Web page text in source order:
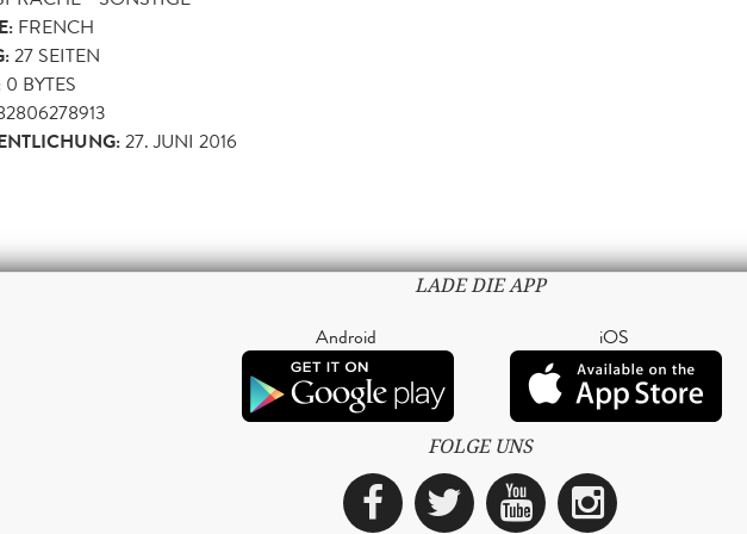
FRENCH
27 SEITEN
0 BYTES
27. JUNI 2016
LADE DIE APP
Android iOS
FOLGE UNS
Facebook
TwitterYouTube